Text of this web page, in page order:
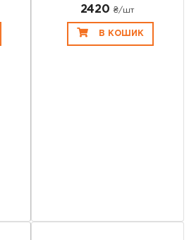
2420 ₴/шт
В КОШИК